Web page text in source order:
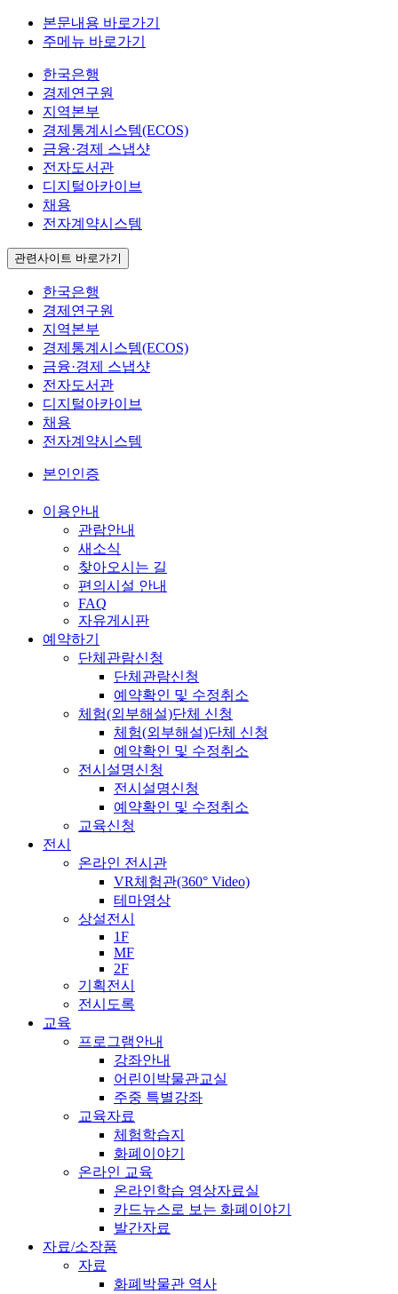
본문내용 바로가기
주메뉴 바로가기
한국은행
경제연구원
지역본부
경제통계시스템(ECOS)
금융·경제 스냅샷
전자도서관
디지털아카이브
채용
전자계약시스템
관련사이트 바로가기
한국은행
경제연구원
지역본부
경제통계시스템(ECOS)
금융·경제 스냅샷
전자도서관
디지털아카이브
채용
전자계약시스템
본인인증
이용안내
관람안내
새소식
찾아오시는 길
편의시설 안내
FAQ
자유게시판
예약하기
단체관람신청
단체관람신청
예약확인 및 수정취소
체험(외부해설)단체 신청
체험(외부해설)단체 신청
예약확인 및 수정취소
전시설명신청
전시설명신청
예약확인 및 수정취소
교육신청
전시
온라인 전시관
VR체험관(360° Video)
테마영상
상설전시
1F
MF
2F
기획전시
전시도록
교육
프로그램안내
강좌안내
어린이박물관교실
주중 특별강좌
교육자료
체험학습지
화폐이야기
온라인 교육
온라인학습 영상자료실
카드뉴스로 보는 화폐이야기
발간자료
자료/소장품
자료
화폐박물관 역사